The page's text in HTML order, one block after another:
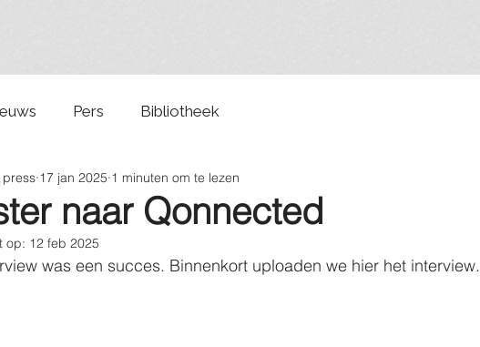
Pers Bibliotheek
naar Qonnected
press 17 jan 2025 1 minuten om te lezen
op: 12 feb 2025
was een succes. Binnenkort uploaden we hier het interview.